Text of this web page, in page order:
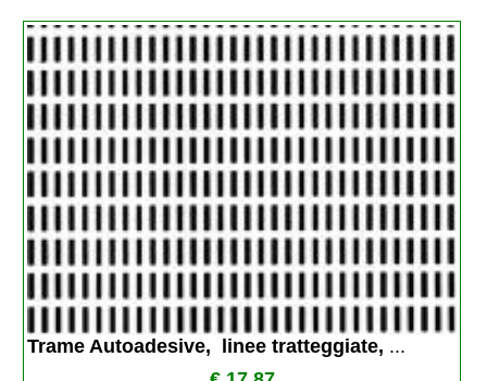
Trame Autoadesive,  linee tratteggiate, ...